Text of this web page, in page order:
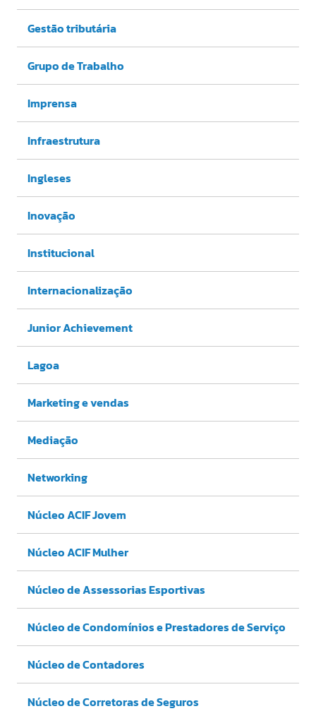
Gestão tributária
Grupo de Trabalho
Imprensa
Infraestrutura
Ingleses
Inovação
Institucional
Internacionalização
Junior Achievement
Lagoa
Marketing e vendas
Mediação
Networking
Núcleo ACIF Jovem
Núcleo ACIF Mulher
Núcleo de Assessorias Esportivas
Núcleo de Condomínios e Prestadores de Serviço
Núcleo de Contadores
Núcleo de Corretoras de Seguros